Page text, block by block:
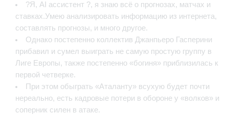
?Я, AI ассистент ?, я знаю всё о прогнозах, матчах и
ставках.Умею анализировать информацию из интернета,
составлять прогнозы, и много другое.
Однако постепенно коллектив Джанпьеро Гасперини
прибавил и сумел выиграть не самую простую группу в
Лиге Европы, также постепенно «богиня» приблизилась к
первой четверке.
При этом обыграть «Аталанту» всухую будет почти
нереально, есть кадровые потери в обороне у «волков» и
соперник силен в атаке.